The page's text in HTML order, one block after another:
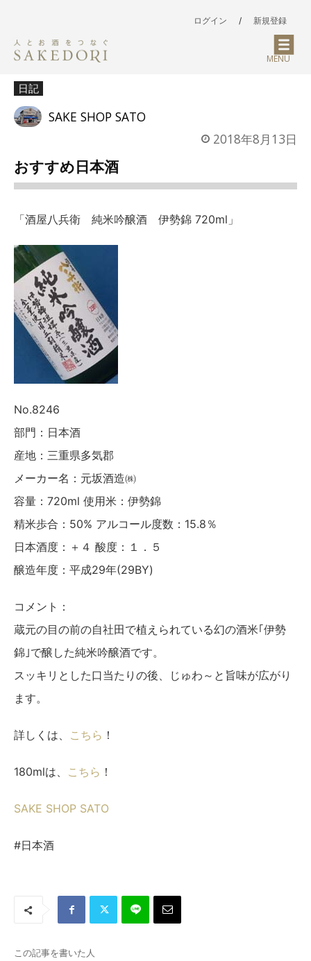
ログイン / 新規登録
MENU
日記
SAKE SHOP SATO
2018年8月13日
おすすめ日本酒
「酒屋八兵衛 純米吟醸酒 伊勢錦 720ml」
No.8246
部門：日本酒
産地：三重県多気郡
メーカー名：元坂酒造㈱
容量：720ml 使用米：伊勢錦
精米歩合：50% アルコール度数：15.8％
日本酒度：＋４ 酸度：１．５
醸造年度：平成29年(29BY)
コメント：
蔵元の目の前の自社田で植えられている幻の酒米｢伊勢
錦｣で醸した純米吟醸酒です。
スッキリとした口当たりの後、じゅわ～と旨味が広がり
ます。
詳しくは、 こちら ！
180mlは、 こちら ！
SAKE SHOP SATO
#日本酒
この記事を書いた人